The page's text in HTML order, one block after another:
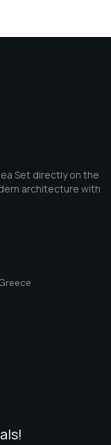
Set directly on the
architecture with